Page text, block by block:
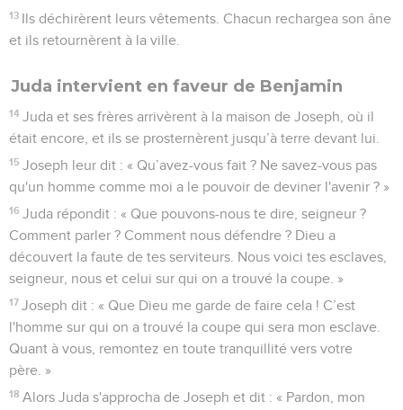
13 Ils déchirèrent leurs vêtements. Chacun rechargea son âne
et ils retournèrent à la ville.
Juda intervient en faveur de Benjamin
14 Juda et ses frères arrivèrent à la maison de Joseph, où il
était encore, et ils se prosternèrent jusqu’à terre devant lui.
15 Joseph leur dit : « Qu’avez-vous fait ? Ne savez-vous pas
qu'un homme comme moi a le pouvoir de deviner l'avenir ? »
16 Juda répondit : « Que pouvons-nous te dire, seigneur ?
Comment parler ? Comment nous défendre ? Dieu a
découvert la faute de tes serviteurs. Nous voici tes esclaves,
seigneur, nous et celui sur qui on a trouvé la coupe. »
17 Joseph dit : « Que Dieu me garde de faire cela ! C’est
l'homme sur qui on a trouvé la coupe qui sera mon esclave.
Quant à vous, remontez en toute tranquillité vers votre
père. »
18 Alors Juda s'approcha de Joseph et dit : « Pardon, mon